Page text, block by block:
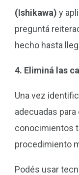
(Ishikawa) y
preguntá
hecho hasta
4. Eliminá las
Una vez
adecuadas
conocimientos
procedimiento
Podés usar